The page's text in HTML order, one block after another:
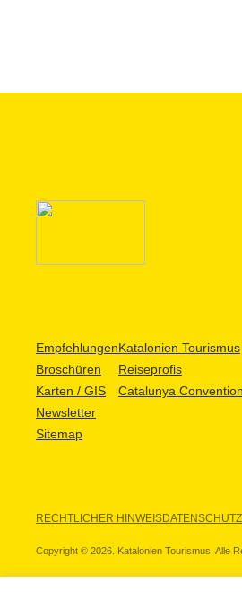
Empfehlungen
Broschüren
Karten / GIS
Newsletter
Sitemap
Katalonien Tourismus
Reiseprofis
Catalunya
RECHTLICHER HINWEIS
Copyright © 2026. Katalonien Tourismus. Alle